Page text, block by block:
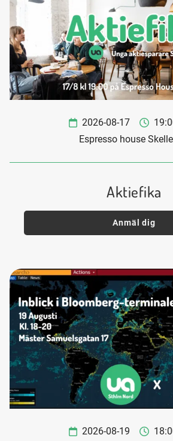
2026-08-17
Espresso house
Aktiefika
Anmäl dig
2026-08-19